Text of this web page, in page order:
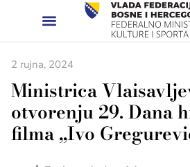
2 rujna, 2024
Ministrica
otvorenju 29. Dana
filma „Ivo